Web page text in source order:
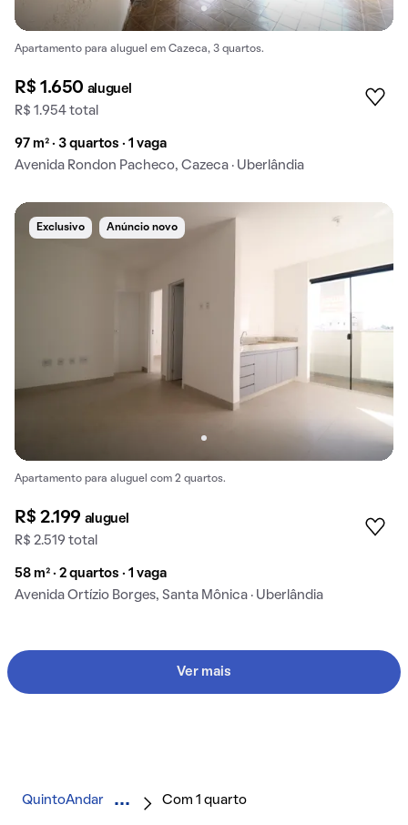
Apartamento para aluguel em Cazeca, 3 quartos.
R$ 1.650 aluguel
R$ 1.954 total
97 m² · 3 quartos · 1 vaga
Avenida Rondon Pacheco, Cazeca · Uberlândia
Exclusivo Anúncio novo
Apartamento para aluguel com 2 quartos.
R$ 2.199 aluguel
R$ 2.519 total
58 m² · 2 quartos · 1 vaga
Avenida Ortízio Borges, Santa Mônica · Uberlândia
Ver mais
QuintoAndar Com 1 quarto